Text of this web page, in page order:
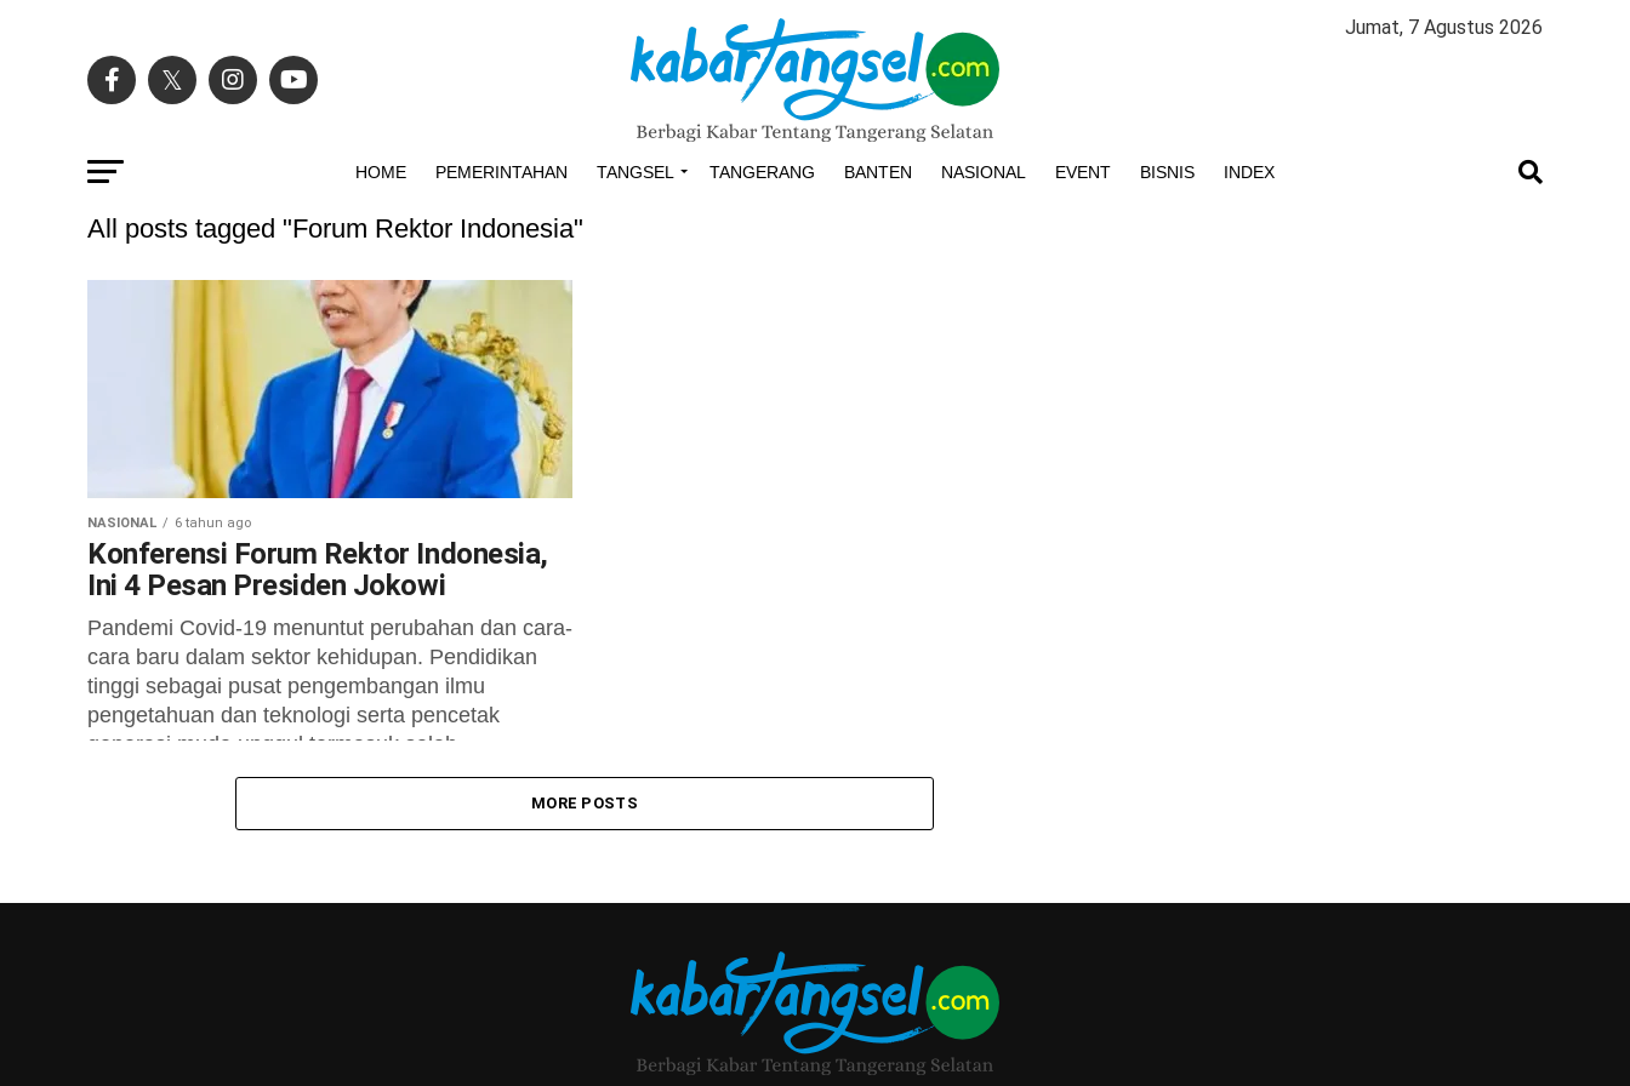
Jumat, 7 Agustus 2026
HOME PEMERINTAHAN TANGSEL TANGERANG BANTEN NASIONAL EVENT BISNIS INDEX
All posts tagged "Forum Rektor Indonesia"
NASIONAL 6 tahun ago
Konferensi Forum Rektor Indonesia,
Ini 4 Pesan Presiden Jokowi
Pandemi Covid-19 menuntut perubahan dan cara-
cara baru dalam sektor kehidupan. Pendidikan
tinggi sebagai pusat pengembangan ilmu
pengetahuan dan teknologi serta pencetak
generasi muda unggul termasuk salah...
MORE POSTS